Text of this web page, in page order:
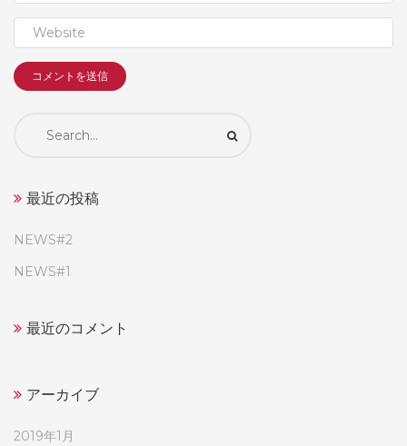
Search
最近の投稿
NEWS#2
NEWS#1
最近のコメント
アーカイブ
2019年1月